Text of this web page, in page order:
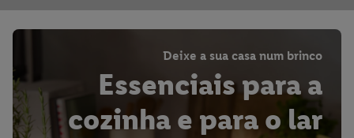
Deixe a sua casa num brinco
Essenciais para a
cozinha e para o lar